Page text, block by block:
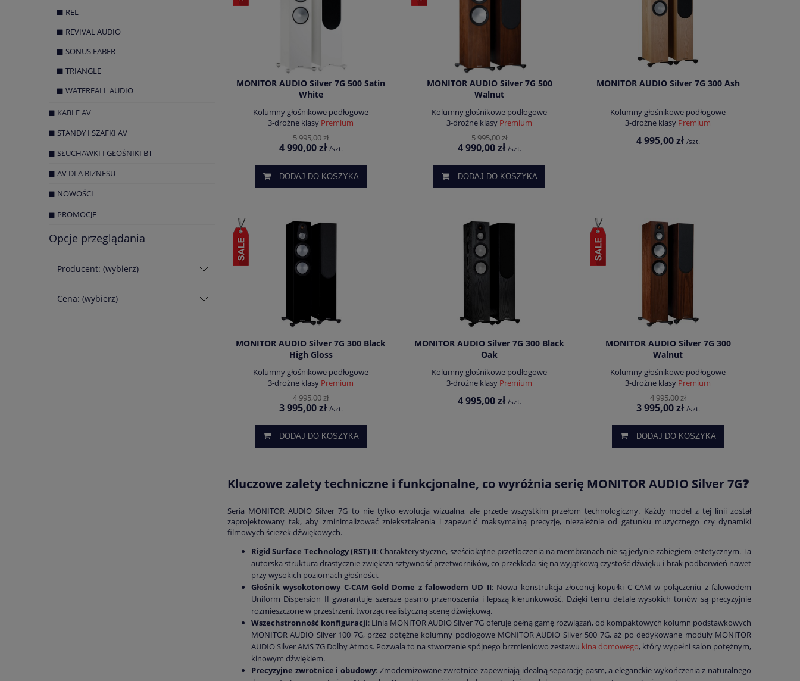
REL
REVIVAL AUDIO
SONUS FABER
TRIANGLE
WATERFALL AUDIO
KABLE AV
STANDY I SZAFKI AV
SŁUCHAWKI I GŁOŚNIKI BT
AV DLA BIZNESU
NOWOŚCI
PROMOCJE
Opcje przeglądania
Producent: (wybierz)
Cena: (wybierz)
MONITOR AUDIO Silver 7G 500 Satin
White
Kolumny głośnikowe podłogowe
3-drożne klasy Premium
5 995,00 zł
4 990,00 zł /szt.
DODAJ DO KOSZYKA
MONITOR AUDIO Silver 7G 500
Walnut
Kolumny głośnikowe podłogowe
3-drożne klasy Premium
5 995,00 zł
4 990,00 zł /szt.
DODAJ DO KOSZYKA
MONITOR AUDIO Silver 7G 300 Ash
Kolumny głośnikowe podłogowe
3-drożne klasy Premium
4 995,00 zł /szt.
MONITOR AUDIO Silver 7G 300 Black
High Gloss
Kolumny głośnikowe podłogowe
3-drożne klasy Premium
4 995,00 zł
3 995,00 zł /szt.
DODAJ DO KOSZYKA
MONITOR AUDIO Silver 7G 300 Black
Oak
Kolumny głośnikowe podłogowe
3-drożne klasy Premium
4 995,00 zł /szt.
MONITOR AUDIO Silver 7G 300
Walnut
Kolumny głośnikowe podłogowe
3-drożne klasy Premium
4 995,00 zł
3 995,00 zł /szt.
DODAJ DO KOSZYKA
Kluczowe zalety techniczne i funkcjonalne, co wyróżnia serię MONITOR AUDIO Silver 7G❓
Seria MONITOR AUDIO Silver 7G to nie tylko ewolucja wizualna, ale przede wszystkim przełom technologiczny. Każdy model z tej linii został
zaprojektowany tak, aby zminimalizować zniekształcenia i zapewnić maksymalną precyzję, niezależnie od gatunku muzycznego czy dynamiki
filmowych ścieżek dźwiękowych.
Rigid Surface Technology (RST) II: Charakterystyczne, sześciokątne przetłoczenia na membranach nie są jedynie zabiegiem estetycznym. Ta
autorska struktura drastycznie zwiększa sztywność przetworników, co przekłada się na wyjątkową czystość dźwięku i brak podbarwień nawet
przy wysokich poziomach głośności.
Głośnik wysokotonowy C-CAM Gold Dome z falowodem UD II: Nowa konstrukcja złoconej kopułki C-CAM w połączeniu z falowodem
Uniform Dispersion II gwarantuje szersze pasmo przenoszenia i lepszą kierunkowość. Dzięki temu detale wysokich tonów są precyzyjnie
rozmieszczone w przestrzeni, tworząc realistyczną scenę dźwiękową.
Wszechstronność konfiguracji: Linia MONITOR AUDIO Silver 7G oferuje pełną gamę rozwiązań, od kompaktowych kolumn podstawkowych
MONITOR AUDIO Silver 100 7G, przez potężne kolumny podłogowe MONITOR AUDIO Silver 500 7G, aż po dedykowane moduły MONITOR
AUDIO Silver AMS 7G Dolby Atmos. Pozwala to na stworzenie spójnego brzmieniowo zestawu kina domowego, który wypełni salon potężnym,
kinowym dźwiękiem.
Precyzyjne zwrotnice i obudowy: Zmodernizowane zwrotnice zapewniają idealną separację pasm, a eleganckie wykończenia z naturalnego